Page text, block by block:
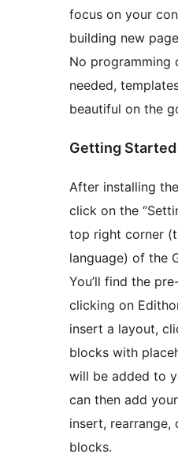
focus on your
building new
No programming
needed,
beautiful on the
Getting Started
After installing
click on the
top right corner
language) of the
You’ll find the
clicking on
insert a layout,
blocks with
will be added to
can then add
insert, rearrange,
blocks.